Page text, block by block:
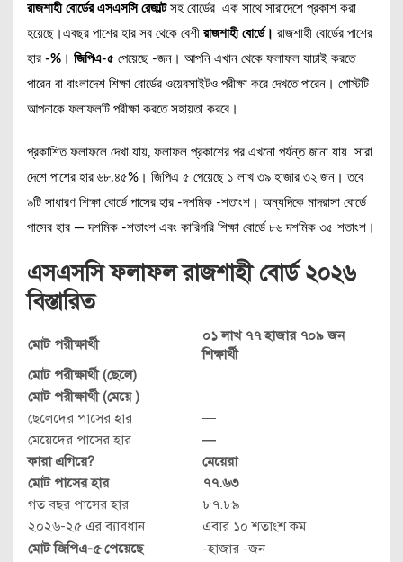
রাজশাহী বোর্ডের এসএসসি রেজাল্টসহ বোর্ডের এক সাথে সারাদেশে প্রকাশ করা
হয়েছে।এবছর পাশের হার সব থেকে বেশী রাজশাহী বোর্ডে। রাজশাহী বোর্ডের পাশের
হার -% । জিপিএ-৫ পেয়েছে -জন। আপনি এখান থেকে ফলাফল যাচাই করতে
পারেন বা বাংলাদেশ শিক্ষা বোর্ডের ওয়েবসাইটও পরীক্ষা করে দেখতে পারেন। পোস্টটি
আপনাকে ফলাফলটি পরীক্ষা করতে সহায়তা করবে।
প্রকাশিত ফলাফলে দেখা যায়, ফলাফল প্রকাশের পর এখনো পর্যন্ত জানা যায় সারা
দেশে পাশের হার ৬৮.৪৫%। জিপিএ ৫ পেয়েছে ১ লাখ ৩৯ হাজার ৩২ জন। তবে
৯টি সাধারণ শিক্ষা বোর্ডে পাসের হার -দশমিক -শতাংশ। অন্যদিকে মাদরাসা বোর্ডে
পাসের হার — দশমিক -শতাংশ এবং কারিগরি শিক্ষা বোর্ডে ৮৬ দশমিক ৩৫ শতাংশ।
এসএসসি ফলাফল রাজশাহীবোর্ড ২০২৬
বিস্তারিত
মোট পরীক্ষার্থী
০১ লাখ ৭৭ হাজার ৭০৯ জন
শিক্ষার্থী
মোট পরীক্ষার্থী (ছেলে)
মোট পরীক্ষার্থী (মেয়ে )
ছেলেদের পাসের হার
—
মেয়েদের পাসের হার
—
কারা এগিয়ে?
মেয়েরা
মোট পাসের হার
৭৭.৬৩
গত বছর পাসের হার
৮৭.৮৯
২০২৬-২৫ এর ব্যাবধান
এবার ১০ শতাংশ কম
মোট জিপিএ-৫ পেয়েছে
-হাজার -জন